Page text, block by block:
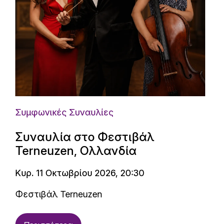
Συμφωνικές Συναυλίες
Συναυλία στο Φεστιβάλ
Terneuzen, Ολλανδία
Κυρ. 11 Οκτωβρίου 2026, 20:30
Φεστιβάλ Terneuzen